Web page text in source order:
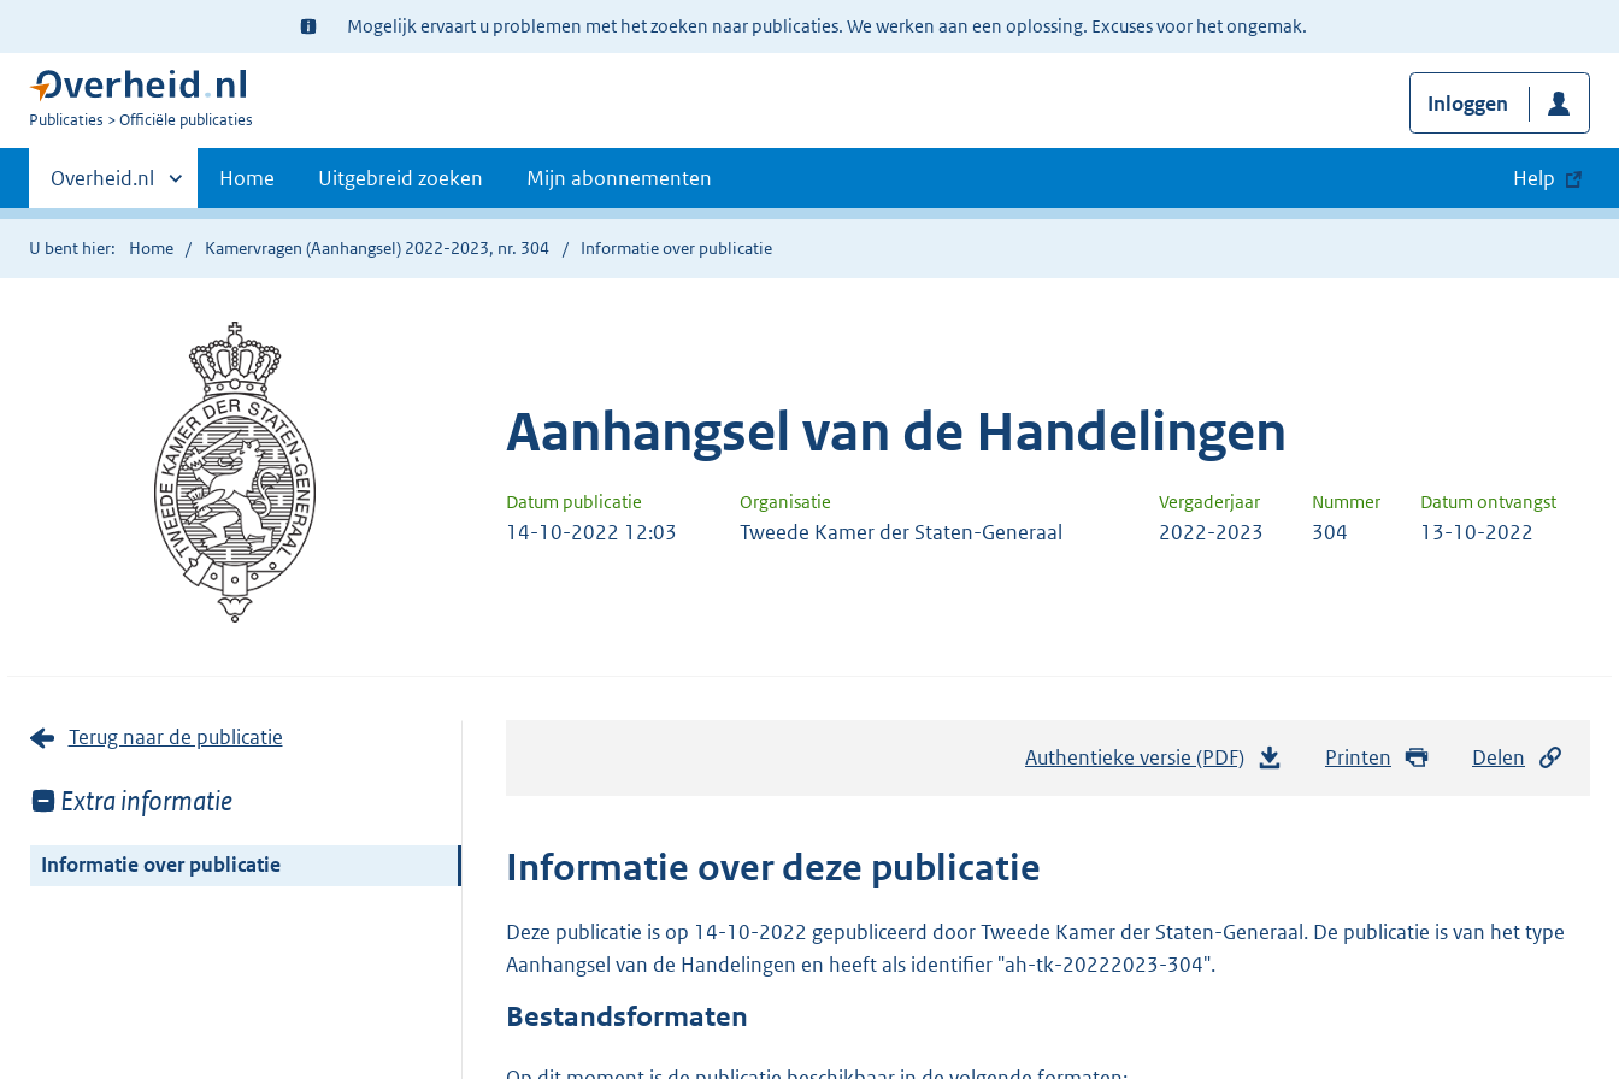
Ter
informatie:
Mogelijk ervaart u problemen met het zoeken naar publicaties. We werken aan een oplossing. Excuses voor het ongemak.
U
Publicaties Officiële publicaties
Inloggen
Primaire
navigatie
Andere
sites
binnen
Overheid.nl Home Uitgebreid zoeken Mijn abonnementen Help
U bent hier: Home Kamervragen (Aanhangsel) 2022-2023, nr. 304 Informatie over publicatie
Aanhangsel van de Handelingen
Datum publicatie Organisatie Vergaderjaar Nummer Datum ontvangst
14-10-2022 12:03 Tweede Kamer der Staten-Generaal 2022-2023 304 13-10-2022
Terug naar de publicatie
Toon
van:
Extra informatie
Informatie over publicatie
Authentieke versie (PDF) Printen Delen
Informatie over deze publicatie
Deze publicatie is op 14-10-2022 gepubliceerd door Tweede Kamer der Staten-Generaal. De publicatie is van het type
Aanhangsel van de Handelingen en heeft als identifier "ah-tk-20222023-304".
Bestandsformaten